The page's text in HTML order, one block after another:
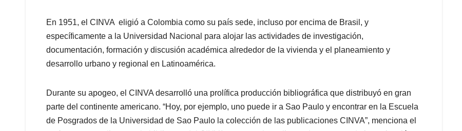
En 1951, el CINVA eligió a Colombia como su país sede, incluso por encima de Brasil, y
específicamente a la Universidad Nacional para alojar las actividades de investigación,
documentación, formación y discusión académica alrededor de la vivienda y el planeamiento y
desarrollo urbano y regional en Latinoamérica.
Durante su apogeo, el CINVA desarrolló una prolífica producción bibliográfica que distribuyó en gran
parte del continente americano. “Hoy, por ejemplo, uno puede ir a Sao Paulo y encontrar en la Escuela
de Posgrados de la Universidad de Sao Paulo la colección de las publicaciones CINVA”, menciona el